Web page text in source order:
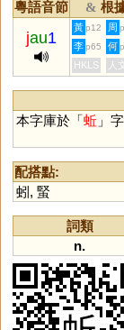
粵語音節 & 根
jau1
黃 p12 周
李 p65 何
HKLS 人文
本字庫於「蚯」
配搭點:
蚓 , 蜸
詞類
n.